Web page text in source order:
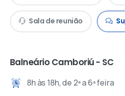
Sala de reunião
Balneário Camboriú - SC
8h às 18h, de 2ª a 6ª feira